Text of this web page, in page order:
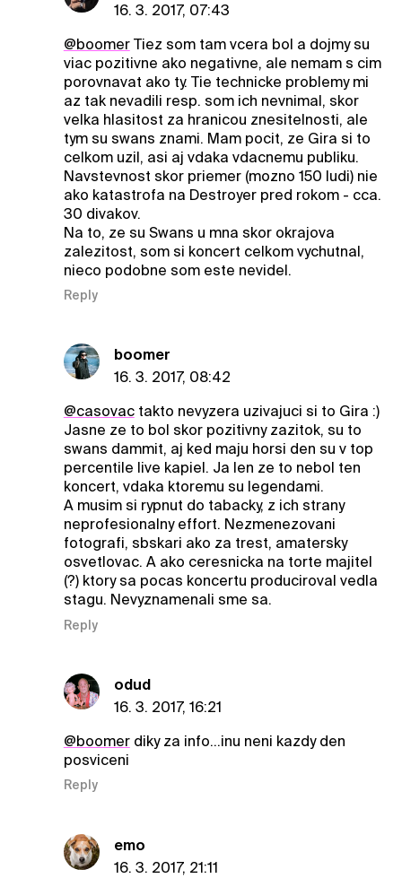
16. 3. 2017, 07:43
@boomerTiez som tam vcera bol a dojmy su
viac pozitivne ako negativne, ale nemam s cim
porovnavat ako ty. Tie technicke problemy mi
az tak nevadili resp. som ich nevnimal, skor
velka hlasitost za hranicou znesitelnosti, ale
tym su swans znami. Mam pocit, ze Gira si to
celkom uzil, asi aj vdaka vdacnemu publiku.
Navstevnost skor priemer (mozno 150 ludi) nie
ako katastrofa na Destroyer pred rokom - cca.
30 divakov.
Na to, ze su Swans u mna skor okrajova
zalezitost, som si koncert celkom vychutnal,
nieco podobne som este nevidel.
Reply
boomer
16. 3. 2017, 08:42
@casovactakto nevyzera uzivajuci si to Gira :)
Jasne ze to bol skor pozitivny zazitok, su to
swans dammit, aj ked maju horsi den su v top
percentile live kapiel. Ja len ze to nebol ten
koncert, vdaka ktoremu su legendami.
A musim si rypnut do tabacky, z ich strany
neprofesionalny effort. Nezmenezovani
fotografi, sbskari ako za trest, amatersky
osvetlovac. A ako ceresnicka na torte majitel
(?) ktory sa pocas koncertu produciroval vedla
stagu. Nevyznamenali sme sa.
Reply
odud
16. 3. 2017, 16:21
@boomerdiky za info...inu neni kazdy den
posviceni
Reply
emo
16. 3. 2017, 21:11